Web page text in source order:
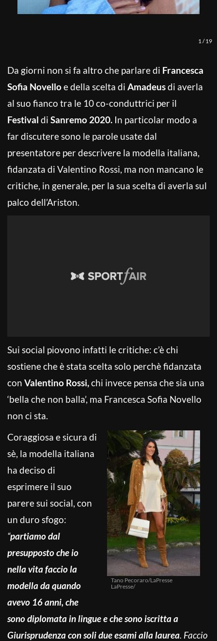
1 /19
Da giorni non si fa altro che parlare di Francesca
Sofia Novelloe della scelta di Amadeusdi averla
al suo fianco tra le 10 co-conduttrici per il
Festival di Sanremo 2020. In particolar modo a
far discutere sono le parole usate dal
presentatore per descrivere la modella italiana,
fidanzata di Valentino Rossi, ma non mancano le
critiche, in generale, per la sua scelta di averla sul
palco dell’Ariston.
Sui social piovono infatti le critiche: c’è chi
sostiene che è stata scelta solo perchè fidanzata
con Valentino Rossi,chi invece pensa che sia una
‘bella che non balla’, ma Francesca Sofia Novello
non ci sta.
Tano Pecoraro/LaPresse
LaPresse/
Coraggiosa e sicura di
sè, la modella italiana
ha deciso di
esprimere il suo
parere sui social, con
un duro sfogo:
“partiamo dal
presupposto che io
nella vita faccio la
modella da quando
avevo 16 anni, che
sono diplomata in lingue e che sono iscritta a
Giurisprudenza con soli due esami alla laurea. Faccio